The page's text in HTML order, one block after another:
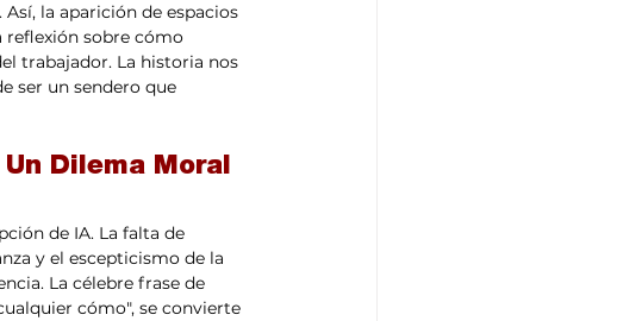
la aparición de espacios
reflexión sobre cómo
trabajador. La historia nos
ser un sendero que
Dilema Moral
y el escepticismo de la
La célebre frase de
cómo", se convierte